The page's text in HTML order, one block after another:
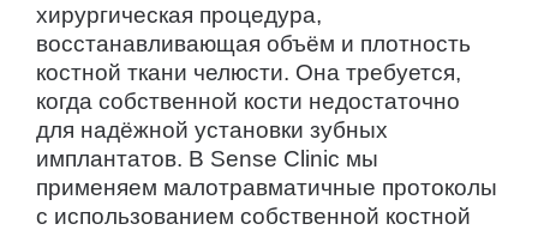
хирургическая процедура,
восстанавливающая объём и плотность
костной ткани челюсти. Она требуется,
когда собственной кости недостаточно
для надёжной установки зубных
имплантатов. В Sense Clinic мы
применяем малотравматичные протоколы
с использованием собственной костной